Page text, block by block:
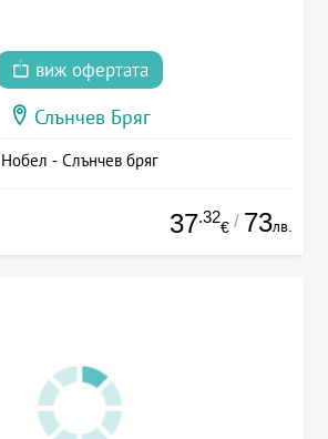
виж офертата
Слънчев Бряг
Нобел - Слънчев бряг
37.32
€ / 73лв.